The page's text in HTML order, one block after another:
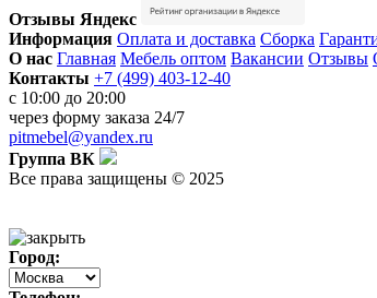
Отзывы Яндекс
Информация Оплата и доставка Сборка
О нас Главная Мебель оптом Вакансии Отзывы
Контакты +7 (499) 403-12-40
с 10:00 до 20:00
через форму заказа 24/7
pitmebel@yandex.ru
Группа ВК
Все права защищены © 2025
Город: